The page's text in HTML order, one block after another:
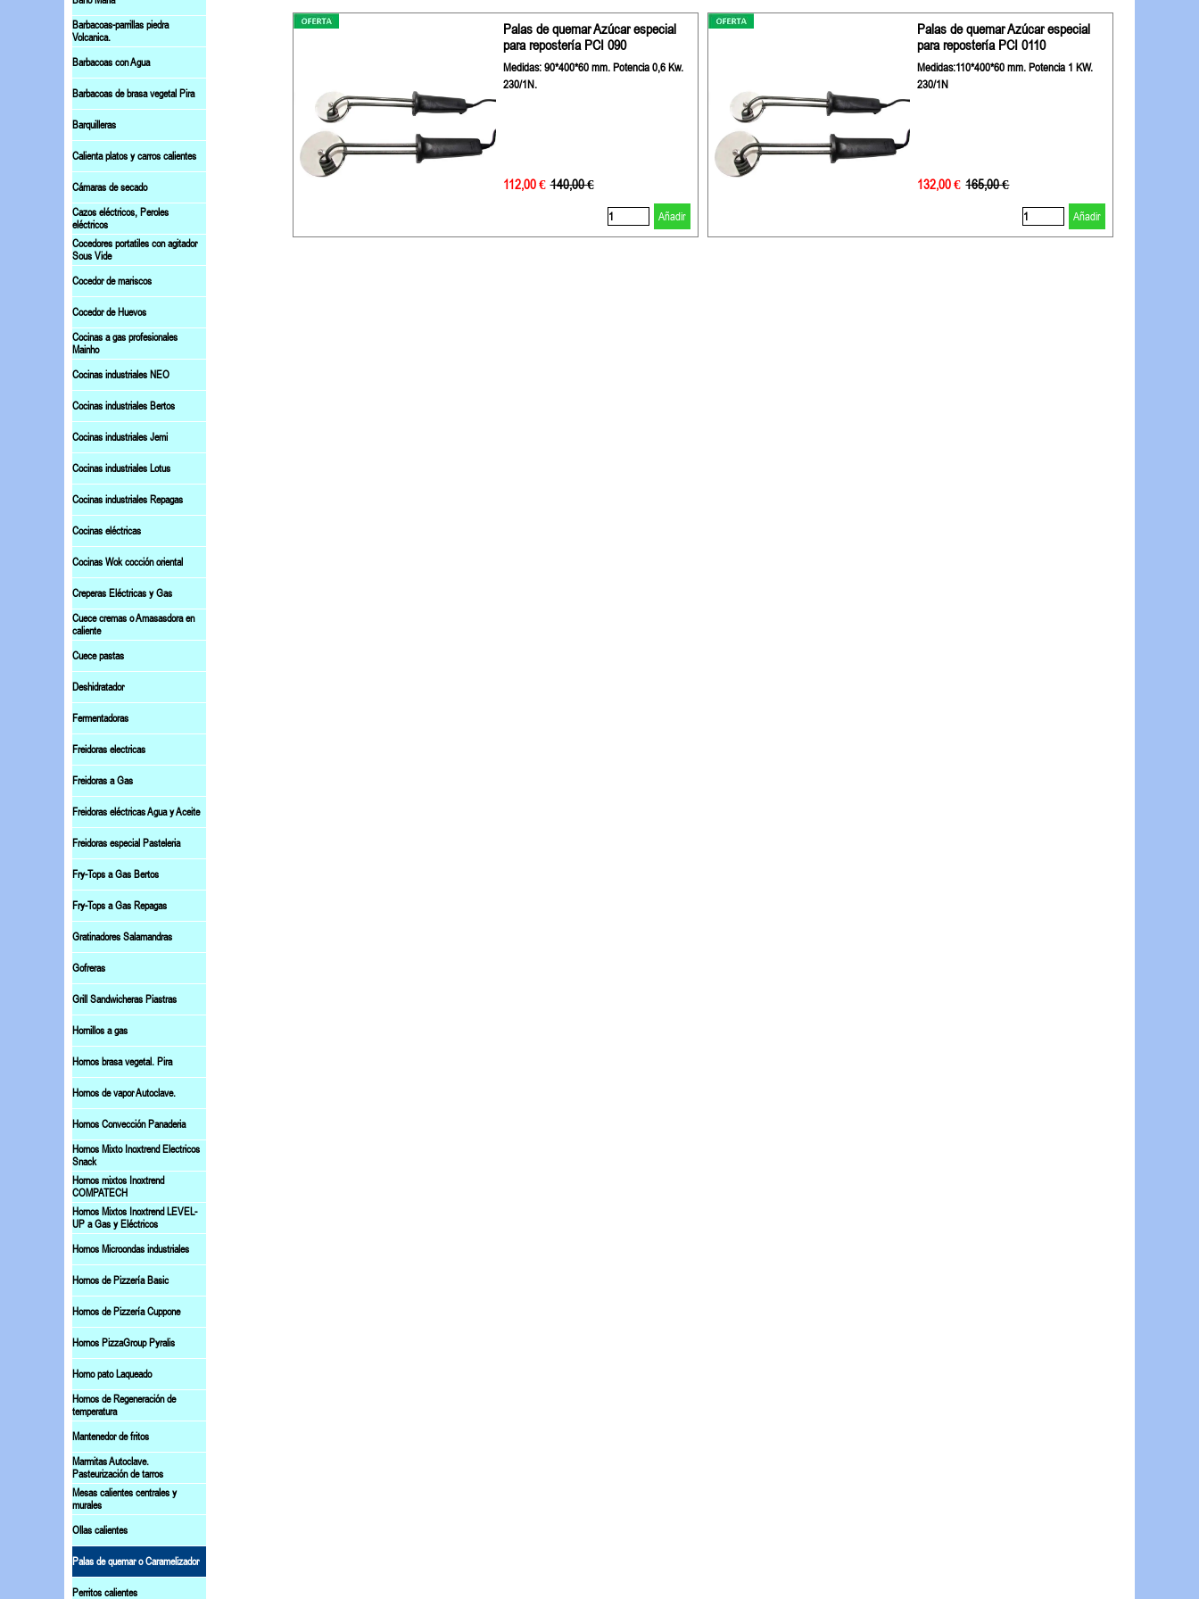
Barbacoas-parrillas piedra
Volcanica.
Barbacoas con Agua
Barbacoas de brasa vegetal Pira
Barquilleras
Calienta platos y carros calientes
Cámaras de secado
Cazos eléctricos, Peroles
eléctricos
Cocedores portatiles con agitador
Sous Vide
Cocedor de mariscos
Cocedor de Huevos
Cocinas a gas profesionales
Mainho
Cocinas industriales NEO
Cocinas industriales Bertos
Cocinas industriales Jemi
Cocinas industriales Lotus
Cocinas industriales Repagas
Cocinas eléctricas
Cocinas Wok cocción oriental
Creperas Eléctricas y Gas
Cuece cremas o Amasasdora en
caliente
Cuece pastas
Deshidratador
Fermentadoras
Freidoras electricas
Freidoras a Gas
Freidoras eléctricas Agua y Aceite
Freidoras especial Pasteleria
Fry-Tops a Gas Bertos
Fry-Tops a Gas Repagas
Gratinadores Salamandras
Gofreras
Grill Sandwicheras Piastras
Hornillos a gas
Hornos brasa vegetal. Pira
Hornos de vapor Autoclave.
Hornos Convección Panaderia
Hornos Mixto Inoxtrend Electricos
Snack
Hornos mixtos Inoxtrend
COMPATECH
Hornos Mixtos Inoxtrend LEVEL-
UP a Gas y Eléctricos
Hornos Microondas industriales
Hornos de Pizzería Basic
Hornos de Pizzería Cuppone
Hornos PizzaGroup Pyralis
Horno pato Laqueado
Hornos de Regeneración de
temperatura
Mantenedor de fritos
Marmitas Autoclave.
Pasteurización de tarros
Mesas calientes centrales y
murales
Ollas calientes
Palas de quemar o Caramelizador
Perritos calientes
Palas de quemar Azúcar especial
para repostería PCI 090
Medidas: 90*400*60 mm. Potencia 0,6 Kw.
230/1N.
112,00 € Precio sin descuento
140,00 €
Añadir
Palas de quemar Azúcar especial
para repostería PCI 0110
Medidas:110*400*60 mm. Potencia 1 KW.
230/1N
132,00 € Precio sin descuento
165,00 €
Añadir